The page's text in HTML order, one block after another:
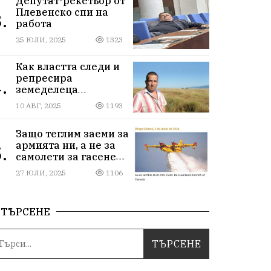
Плевенско спи на
работа
25 ЮЛИ, 2025 1323
Как властта следи и
репресира
земеделеца
Илчовски
10 АВГ, 2025 1193
Защо теглим заеми за
армията ни, а не за
самолети за гасене
на пожари
27 ЮЛИ, 2025 1106
ТЪРСЕНЕ